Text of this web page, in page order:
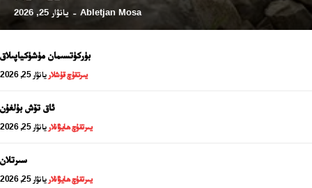
Abletjan Mosa
- يانۋار 25, 2026
بۈركۈتسىمان مۈشۈكياپىلاق
يىرتقۇچ قۇشلار يانۋار 25, 2026
ئاق تۆش بۇلغۇن
يىرتقۇچ ھايۋانلار يانۋار 25, 2026
سىرتلان
يىرتقۇچ ھايۋانلار يانۋار 25, 2026